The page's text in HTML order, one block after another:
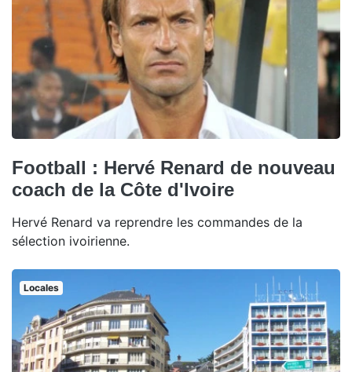
Football : Hervé Renard de nouveau
coach de la Côte d'Ivoire
Hervé Renard va reprendre les commandes de la
sélection ivoirienne.
Locales